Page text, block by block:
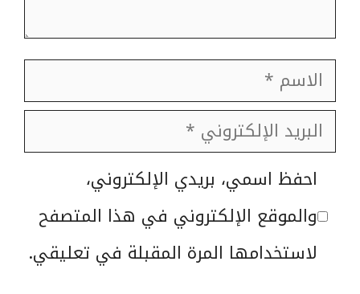
الاسم
البريد
الإلكتروني
الموقع
الإلكتروني
احفظ اسمي، بريدي الإلكتروني،
والموقع الإلكتروني في هذا المتصفح
لاستخدامها المرة المقبلة في تعليقي.